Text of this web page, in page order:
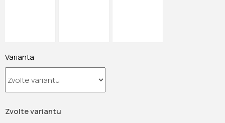
Zvolte variantu
Varianta